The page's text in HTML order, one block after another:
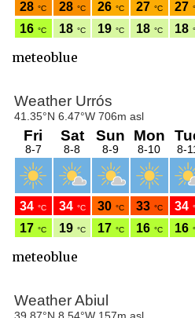
meteoblue
meteoblue